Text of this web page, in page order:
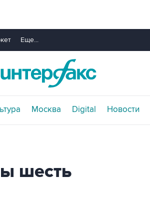
Еще...
Москва Digital Новости
шесть